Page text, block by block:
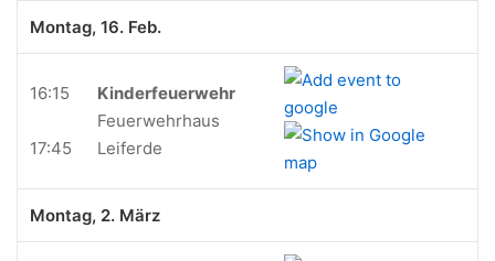
Montag, 16. Feb.
16:15
17:45
Kinderfeuerwehr
Feuerwehrhaus
Leiferde
Montag, 2. März